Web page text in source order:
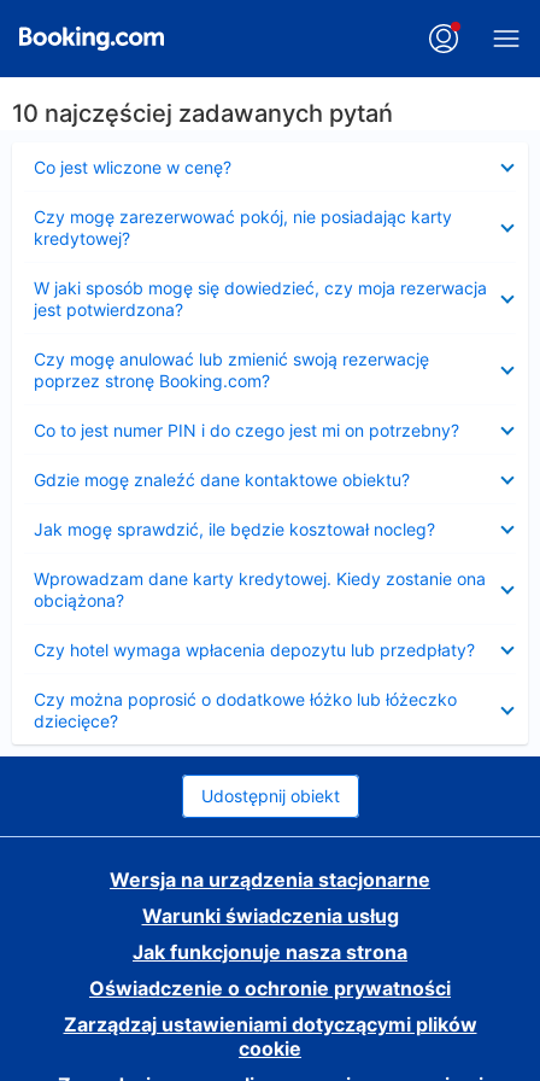
10 najczęściej zadawanych pytań
Co jest wliczone w cenę?
Czy mogę zarezerwować pokój, nie posiadając karty
kredytowej?
W jaki sposób mogę się dowiedzieć, czy moja rezerwacja
jest potwierdzona?
Czy mogę anulować lub zmienić swoją rezerwację
poprzez stronę Booking.com?
Co to jest numer PIN i do czego jest mi on potrzebny?
Gdzie mogę znaleźć dane kontaktowe obiektu?
Jak mogę sprawdzić, ile będzie kosztował nocleg?
Wprowadzam dane karty kredytowej. Kiedy zostanie ona
obciążona?
Czy hotel wymaga wpłacenia depozytu lub przedpłaty?
Czy można poprosić o dodatkowe łóżko lub łóżeczko
dziecięce?
Udostępnij obiekt
Wersja na urządzenia stacjonarne
Warunki świadczenia usług
Jak funkcjonuje nasza strona
Oświadczenie o ochronie prywatności
Zarządzaj ustawieniami dotyczącymi plików
cookie